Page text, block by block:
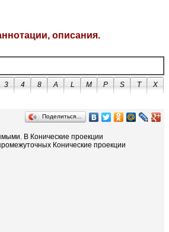
описания.
3 4 8 A L M P S T
X
Поделиться…
В Конические проекции
Конические проекции